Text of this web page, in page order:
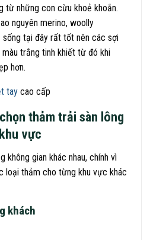
từ những con cừu khoẻ khoắn.
nguyên merino, woolly
tại đây rất tốt nên các sợi
trắng tinh khiết từ đó khi
hơn.
tay cao cấp
thảm trải sàn lông
vực
không gian khác nhau, chính vì
loại thảm cho từng khu vực khác
khách